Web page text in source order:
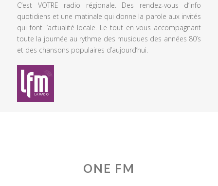
C’est VOTRE radio régionale. Des rendez-vous d’info
quotidiens et une matinale qui donne la parole aux invités
qui font l’actualité locale. Le tout en vous accompagnant
toute la journée au rythme des musiques des années 80’s
et des chansons populaires d’aujourd’hui.
ONE FM